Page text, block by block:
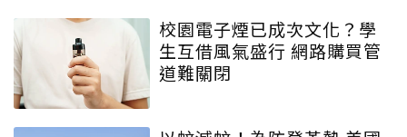
校園電子煙已成次文化？學
生互借風氣盛行 網路購買管
道難關閉